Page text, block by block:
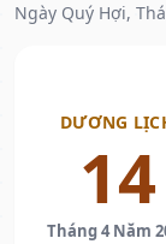
Ngày Quý Hợi,
DƯƠNG
14
Tháng 4 Năm